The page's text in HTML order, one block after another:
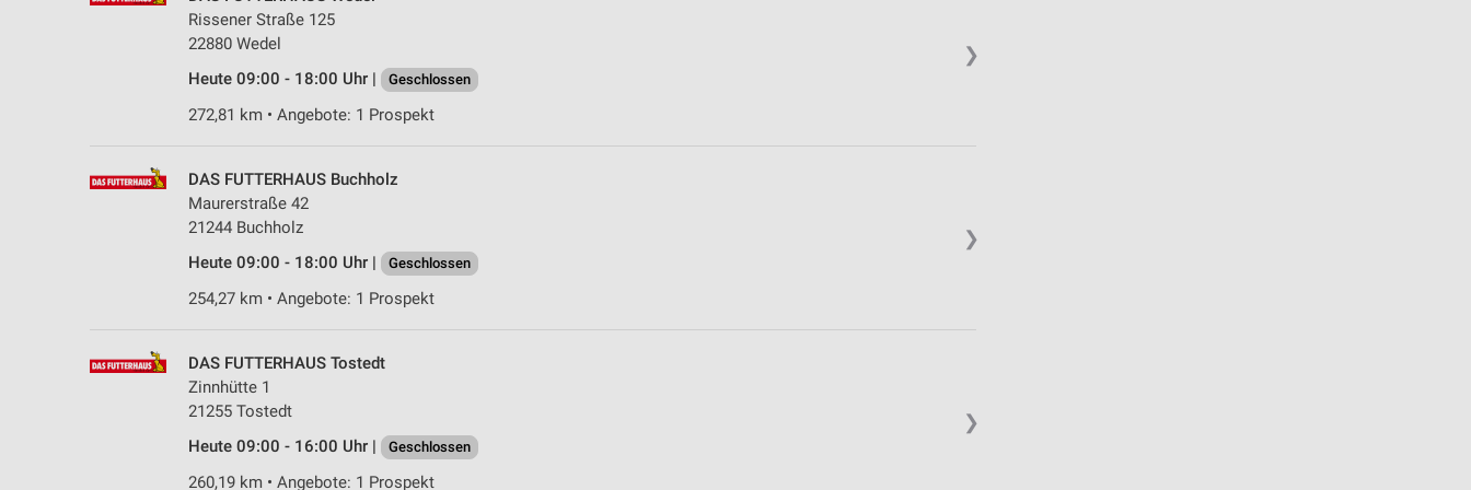
❯
Rissener Straße 125
22880 Wedel
Heute 09:00 - 18:00 Uhr |
Geschlossen
272,81 km • Angebote: 1 Prospekt
❯
DAS FUTTERHAUS Buchholz
Maurerstraße 42
21244 Buchholz
Heute 09:00 - 18:00 Uhr |
Geschlossen
254,27 km • Angebote: 1 Prospekt
❯
DAS FUTTERHAUS Tostedt
Zinnhütte 1
21255 Tostedt
Heute 09:00 - 16:00 Uhr |
Geschlossen
260,19 km • Angebote: 1 Prospekt